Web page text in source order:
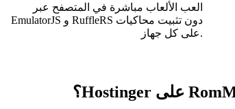
العب الألعاب مباشرة في المتصفح عبر
EmulatorJS و RuffleRS دون تثبيت محاكيات
على كل جهاز.